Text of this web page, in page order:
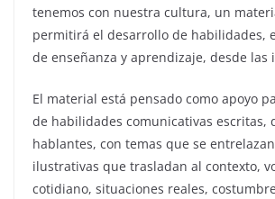
tenemos con nuestra cultura, un
permitirá el desarrollo de habilidades,
de enseñanza y aprendizaje, desde las
El material está pensado como apoyo
de habilidades comunicativas escritas,
hablantes, con temas que se
ilustrativas que trasladan al contexto,
cotidiano, situaciones reales,